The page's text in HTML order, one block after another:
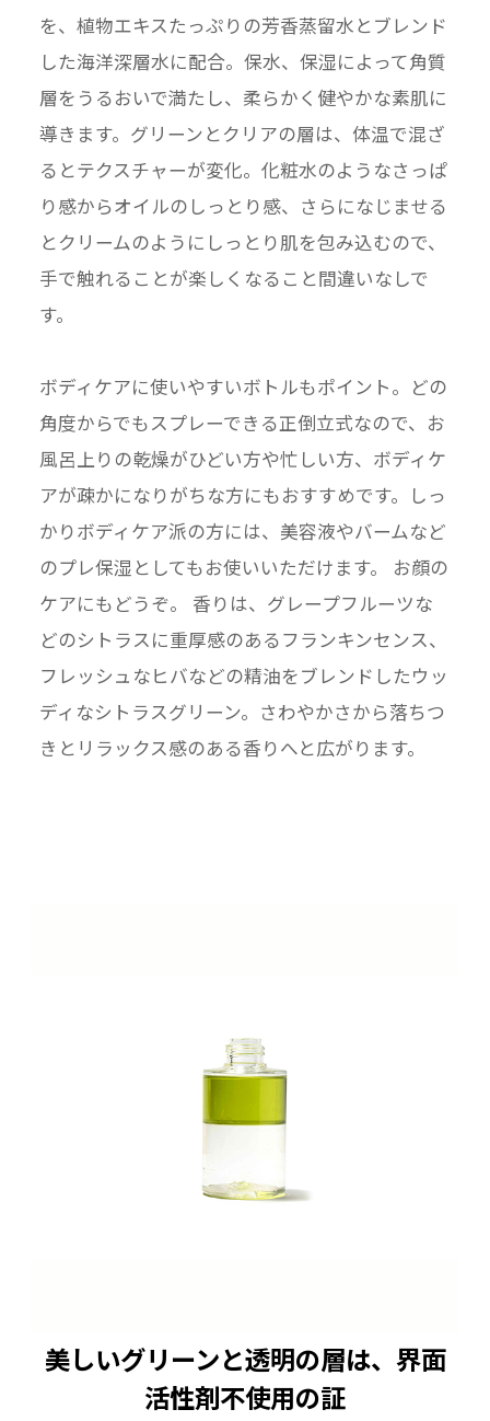
を、植物エキスたっぷりの芳香蒸留水とブレンド
した海洋深層水に配合。保水、保湿によって角質
層をうるおいで満たし、柔らかく健やかな素肌に
導きます。グリーンとクリアの層は、体温で混ざ
るとテクスチャーが変化。化粧水のようなさっぱ
り感からオイルのしっとり感、さらになじませる
とクリームのようにしっとり肌を包み込むので、
手で触れることが楽しくなること間違いなしで
す。
ボディケアに使いやすいボトルもポイント。どの
角度からでもスプレーできる正倒立式なので、お
風呂上りの乾燥がひどい方や忙しい方、ボディケ
アが疎かになりがちな方にもおすすめです。しっ
かりボディケア派の方には、美容液やバームなど
のプレ保湿としてもお使いいただけます。 お顔の
ケアにもどうぞ。 香りは、グレープフルーツな
どのシトラスに重厚感のあるフランキンセンス、
フレッシュなヒバなどの精油をブレンドしたウッ
ディなシトラスグリーン。さわやかさから落ちつ
きとリラックス感のある香りへと広がります。
美しいグリーンと透明の層は、界面
活性剤不使用の証